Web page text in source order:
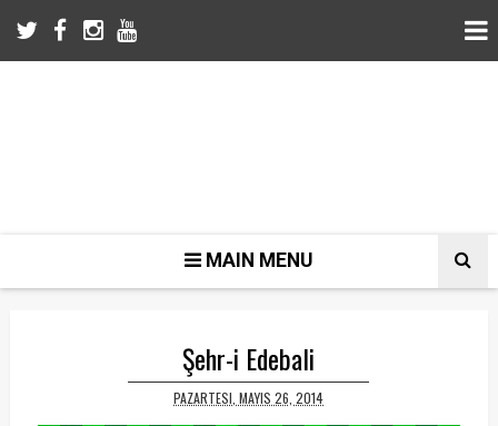
MAIN MENU
Şehr-i Edebali
PAZARTESI, MAYIS 26, 2014